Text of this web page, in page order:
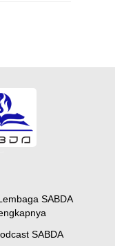
SABDA
SABDA